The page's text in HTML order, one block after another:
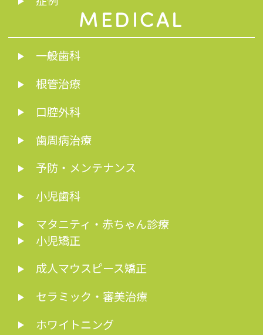
MEDICAL
一般歯科
根管治療
口腔外科
歯周病治療
予防・メンテナンス
小児歯科
マタニティ・赤ちゃん診療
小児矯正
成人マウスピース矯正
セラミック・審美治療
ホワイトニング